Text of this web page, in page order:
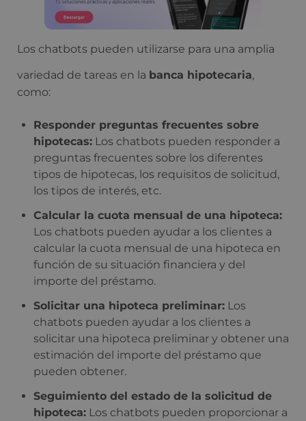
Los chatbots pueden utilizarse para una amplia
variedad de tareas en la banca hipotecaria,
como:
Responder preguntas frecuentes sobre
hipotecas: Los chatbots pueden responder a
preguntas frecuentes sobre los diferentes
tipos de hipotecas, los requisitos de solicitud,
los tipos de interés, etc.
Calcular la cuota mensual de una hipoteca:
Los chatbots pueden ayudar a los clientes a
calcular la cuota mensual de una hipoteca en
función de su situación financiera y del
importe del préstamo.
Solicitar una hipoteca preliminar: Los
chatbots pueden ayudar a los clientes a
solicitar una hipoteca preliminar y obtener una
estimación del importe del préstamo que
pueden obtener.
Seguimiento del estado de la solicitud de
hipoteca: Los chatbots pueden proporcionar a